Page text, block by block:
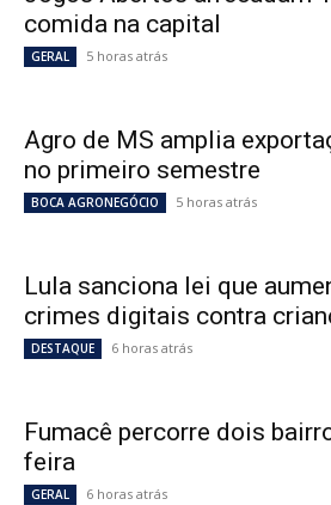
comida na capital
GERAL 5 horas atrás
Agro de MS amplia
no primeiro semestre
BOCA AGRONEGÓCIO 5 horas atrás
Lula sanciona lei que
crimes digitais contra
DESTAQUE 6 horas atrás
Fumacê percorre dois
feira
GERAL 6 horas atrás